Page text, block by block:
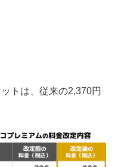
トは、従来の2,370円